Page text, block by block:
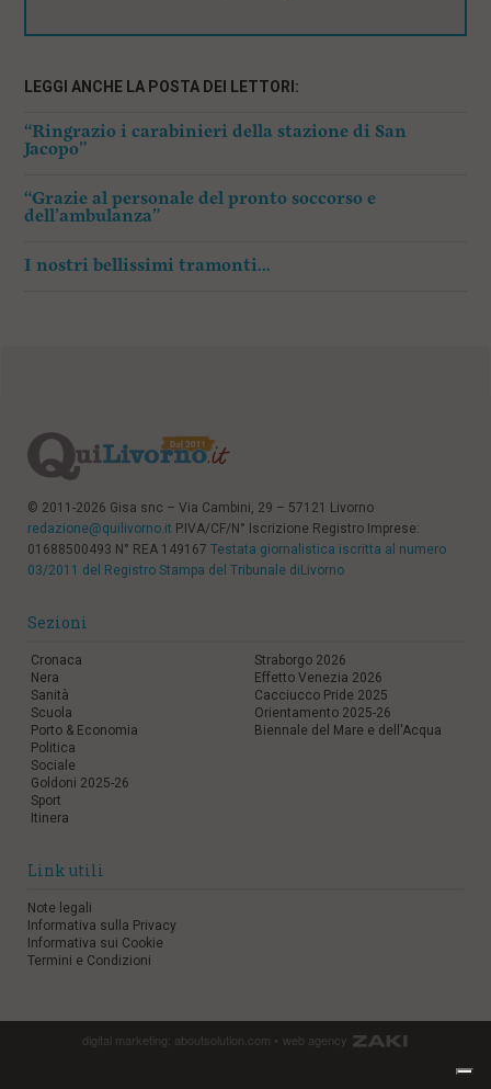
LEGGI ANCHE LA POSTA DEI LETTORI:
“Ringrazio i carabinieri della stazione di San
Jacopo”
“Grazie al personale del pronto soccorso e
dell’ambulanza”
I nostri bellissimi tramonti…
© 2011-2026 Gisa snc – Via Cambini, 29 – 57121 Livorno
redazione@quilivorno.it P.IVA/CF/N° Iscrizione Registro Imprese:
01688500493 N° REA 149167 Testata giornalistica iscritta al numero
03/2011 del Registro Stampa del Tribunale diLivorno
Sezioni
Cronaca
Nera
Sanità
Scuola
Porto & Economia
Politica
Sociale
Goldoni 2025-26
Sport
Itinera
Straborgo 2026
Effetto Venezia 2026
Cacciucco Pride 2025
Orientamento 2025-26
Biennale del Mare e dell'Acqua
Link utili
Note legali
Informativa sulla Privacy
Informativa sui Cookie
Termini e Condizioni
digital marketing: aboutsolution.com •web agency